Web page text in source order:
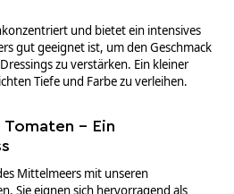
und bietet ein intensives
gut geeignet ist, um den Geschmack
zu verstärken. Ein kleiner
Tiefe und Farbe zu verleihen.
– Ein
Mittelmeers mit unseren
Sie eignen sich hervorragend als